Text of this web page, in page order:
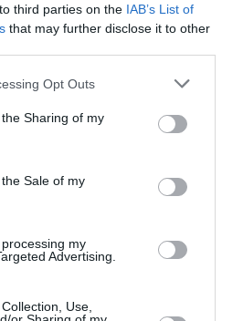
third parties on the IAB’s List of
that may further disclose it to other
Opt Outs
Sharing of my
Sale of my
my
Advertising.
Use,
af træningerne. De bliver
Kring.
efter årgang med ca. 25
og pr. målmand 1.895 kr.
og skillstræning